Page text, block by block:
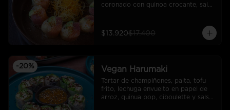
coronado con quinoa crocante, salsa
$13.920$17.400
-20% Vegan Harumaki
Tartar de champiñones, palta, tofu
frito, lechuga envuelto en papel de
arroz, quinua pop, ciboulette y salsa